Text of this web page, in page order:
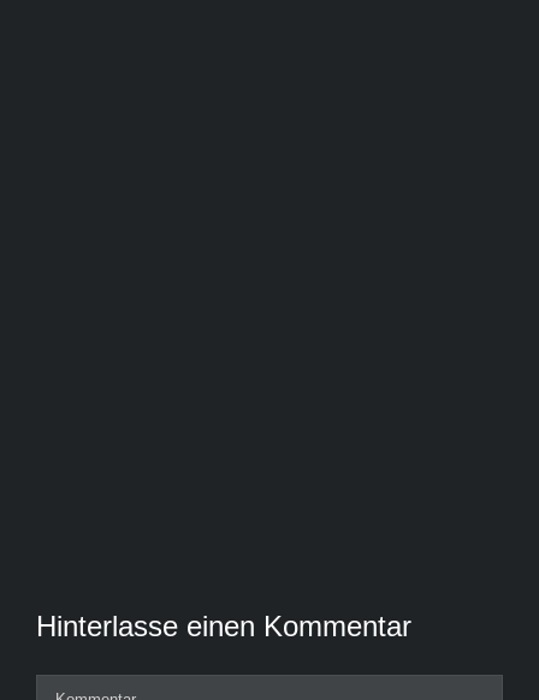
Hinterlasse einen Kommentar
Kommentar